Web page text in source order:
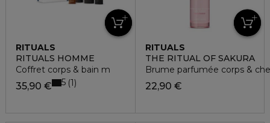
RITUALS
RITUALS HOMME
Coffret corps & bain m
35,90 € 5 1
RITUALS
THE RITUAL OF SAKURA
Brume parfumée corps &
22,90 €